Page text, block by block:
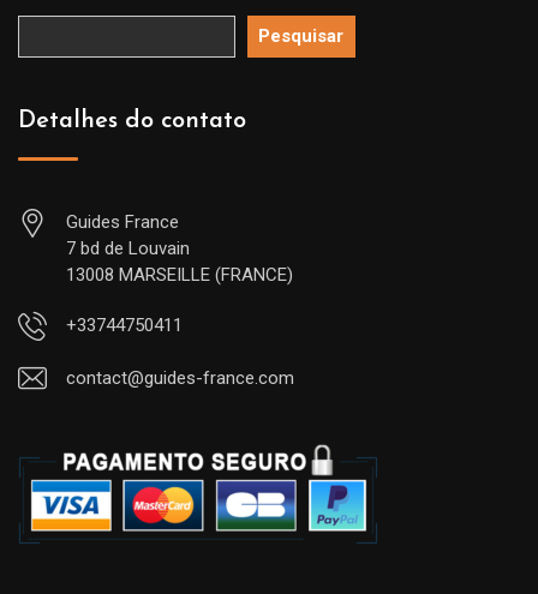
Pesquisar
Detalhes do contato
Guides France
7 bd de Louvain
13008 MARSEILLE (FRANCE)
+33744750411
contact@guides-france.com